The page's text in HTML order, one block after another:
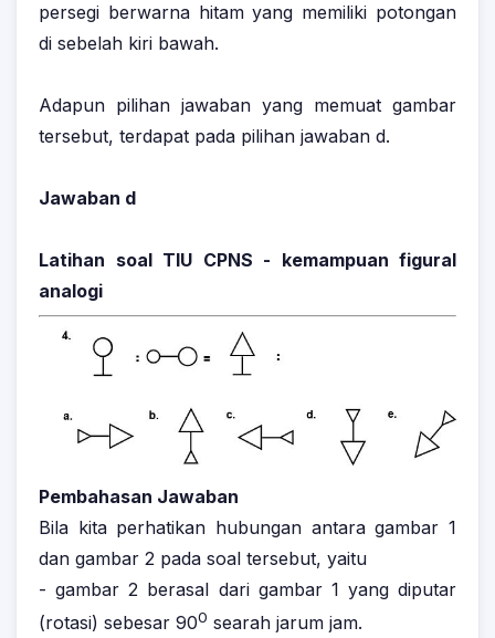
persegi berwarna hitam yang memiliki potongan
di sebelah kiri bawah.
Adapun pilihan jawaban yang memuat gambar
tersebut, terdapat pada pilihan jawaban d.
Jawaban d
Latihan soal TIU CPNS - kemampuan figural
analogi
Pembahasan Jawaban
Bila kita perhatikan hubungan antara gambar 1
dan gambar 2 pada soal tersebut, yaitu
- gambar 2 berasal dari gambar 1 yang diputar
(rotasi) sebesar 900 searah jarum jam.